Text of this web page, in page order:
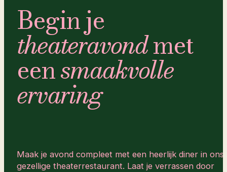
Begin je
theateravondmet
eensmaakvolle
ervaring
Maak je avond compleet met een heerlijk diner in ons
gezellige theaterrestaurant. Laat je verrassen door